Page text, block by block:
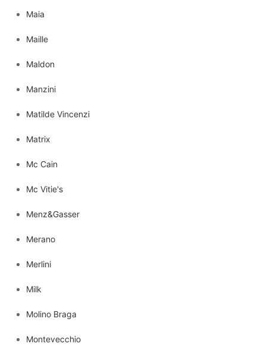
Maia
Maille
Maldon
Manzini
Matilde Vincenzi
Matrix
Mc Cain
Mc Vitie's
Menz&Gasser
Merano
Merlini
Milk
Molino Braga
Montevecchio